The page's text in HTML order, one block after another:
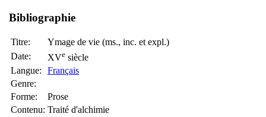
Bibliographie
Titre:
Ymage de vie (ms., inc. et expl.)
Date:
XVe siècle
Langue:
Français
Genre:
Forme:
Prose
Contenu: Traité d'alchimie